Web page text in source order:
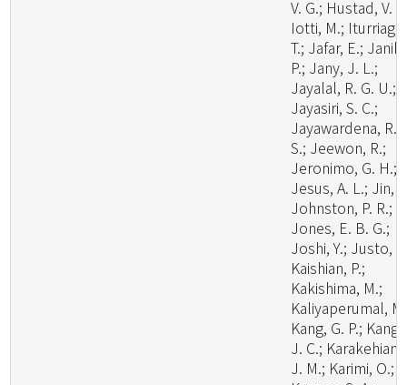
V. G.; Hustad, V.
Iotti, M.; Iturriaga,
T.; Jafar, E.; Janik,
P.; Jany, J. L.;
Jayalal, R. G. U.;
Jayasiri, S. C.;
Jayawardena, R.
S.; Jeewon, R.;
Jeronimo, G. H.;
Jesus, A. L.; Jin,
Johnston, P. R.;
Jones, E. B. G.;
Joshi, Y.; Justo,
Kaishian, P.;
Kakishima, M.;
Kaliyaperumal,
Kang, G. P.; Kang,
J. C.; Karakehian,
J. M.; Karimi, O.;